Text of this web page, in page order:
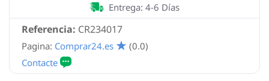
Referencia: CR234017
Entrega: 4-6 Días
Pagina: Comprar24.es (0.0)